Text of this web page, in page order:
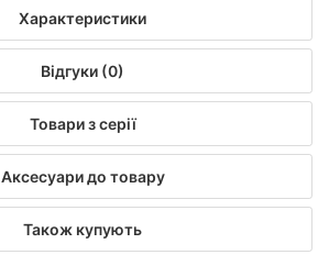
Характеристики
Відгуки (0)
Товари з серії
Аксесуари до товару
Також купують